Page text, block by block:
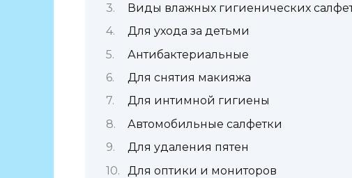
Виды влажных гигиенических
Для ухода за детьми
Антибактериальные
Для снятия макияжа
Для интимной гигиены
Автомобильные салфетки
Для удаления пятен
Для оптики и мониторов